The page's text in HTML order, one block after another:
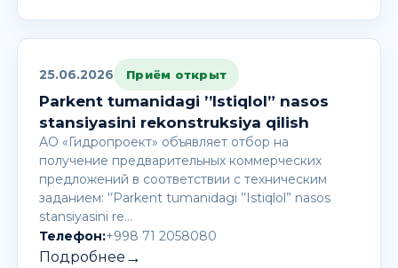
25.06.2026 Приём открыт
Parkent tumanidagi ’’Istiqlol” nasos
stansiyasini rekonstruksiya qilish
АО «Гидропроект» объявляет отбор на
получение предварительных коммерческих
предложений в соответствии с техническим
заданием: '’Parkent tumanidagi ’’Istiqlol” nasos
stansiyasini re…
Телефон:+998 71 2058080
Подробнее →